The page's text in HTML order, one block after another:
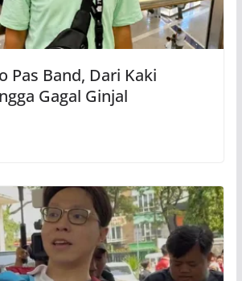
Pas Band, Dari Kaki
Gagal Ginjal